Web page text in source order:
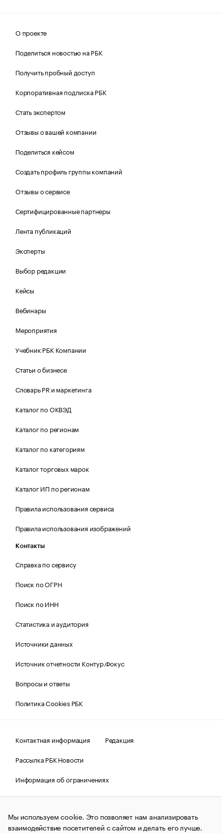
О проекте
Поделиться новостью на РБК
Получить пробный доступ
Корпоративная подписка РБК
Стать экспертом
Отзывы о вашей компании
Поделиться кейсом
Создать профиль группы компаний
Отзывы о сервисе
Сертифицированные партнеры
Лента публикаций
Эксперты
Выбор редакции
Кейсы
Вебинары
Мероприятия
Учебник РБК Компании
Статьи о бизнесе
Словарь PR и маркетинга
Каталог по ОКВЭД
Каталог по регионам
Каталог по категориям
Каталог торговых марок
Каталог ИП по регионам
Правила использования сервиса
Правила использования изображений
Контакты
Справка по сервису
Поиск по ОГРН
Поиск по ИНН
Статистика и аудитория
Источники данных
Источник отчетности Контур.Фокус
Вопросы и ответы
Политика Cookies РБК
Контактная информация
Редакция
Рассылка РБК Новости
Информация об ограничениях
Правовая информация
О соблюдении авторских прав
© АО «РОСБИЗНЕСКОНСАЛТИНГ»,1995–2026.Сообщения
и материалы информационного агентства «РБК»
Мы используем cookie. Это позволяет нам анализировать
взаимодействие посетителей с сайтом и делать его лучше.